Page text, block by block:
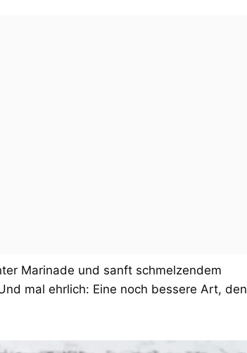
Marinade und sanft schmelzendem
mal ehrlich: Eine noch bessere Art, den